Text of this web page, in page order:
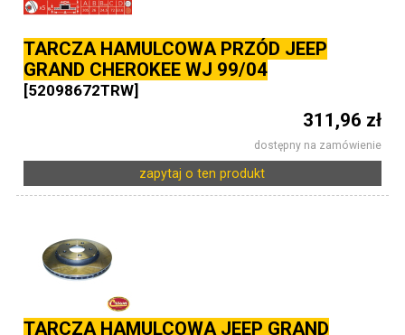
TARCZA HAMULCOWA PRZÓD JEEP
GRAND CHEROKEE WJ 99/04
[52098672TRW]
311,96 zł
dostępny na zamówienie
zapytaj o ten produkt
TARCZA HAMULCOWA JEEP GRAND